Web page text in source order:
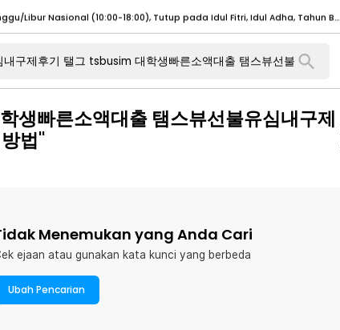
Senin - Sabtu (09:00-20:00), Minggu/Libur Nasional (10:00-18:00), Tutup pada Idul Fitri, Idul Adha, Tahun Baru
Sabtu - Minggu (08:00 - 20:00), Tutup pada Idul Fitri Selengkapnya
- Minggu/ Libur Nasional (08:00 - 17:00)Selengkapnya
- Minggu/ Libur Nasional (08:00 - 17:00)Selengkapnya
Libur Nasional (12:00-20:00), Tutup pada Idul Fitri
Sabtu - Minggu (08:00 - 20:00), Tutup pada Idul Fitri
- Minggu/ Libur Nasional (08:00 - 17:00)
- Minggu/ Libur Nasional (08:00 - 17:00)
생빠른소액대출 탬스뷰선불유심내구제
법"
Menemukan yang Anda Cari
ejaan atau gunakan kata kunci yang berbeda
Ubah Pencarian